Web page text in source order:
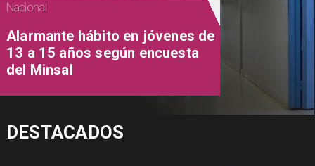
Nacional
Alarmante hábito en jóvenes de
13 a 15 años según encuesta
del Minsal
DESTACADOS